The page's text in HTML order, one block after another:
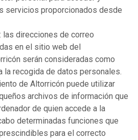
servicios proporcionados desde
direcciones de correo
en el sitio web del
serán consideradas como
la recogida de datos personales.
de Altorricón puede utilizar
archivos de información que
de quien accede a la
determinadas funciones que
para el correcto